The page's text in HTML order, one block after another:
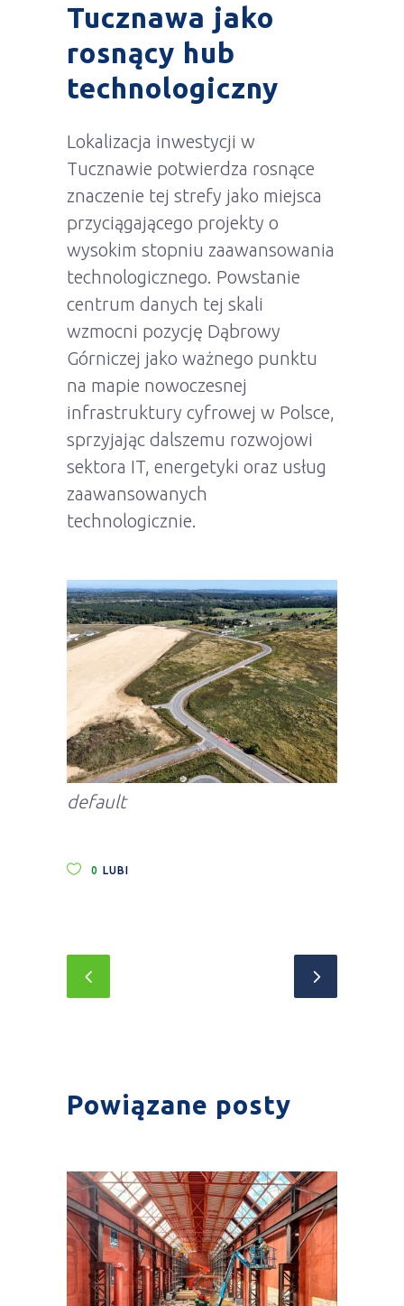
Tucznawa jako
rosnący hub
technologiczny
Lokalizacja inwestycji w
Tucznawie potwierdza rosnące
znaczenie tej strefy jako miejsca
przyciągającego projekty o
wysokim stopniu zaawansowania
technologicznego. Powstanie
centrum danych tej skali
wzmocni pozycję Dąbrowy
Górniczej jako ważnego punktu
na mapie nowoczesnej
infrastruktury cyfrowej w Polsce,
sprzyjając dalszemu rozwojowi
sektora IT, energetyki oraz usług
zaawansowanych
technologicznie.
default
0 LUBI
Powiązane posty